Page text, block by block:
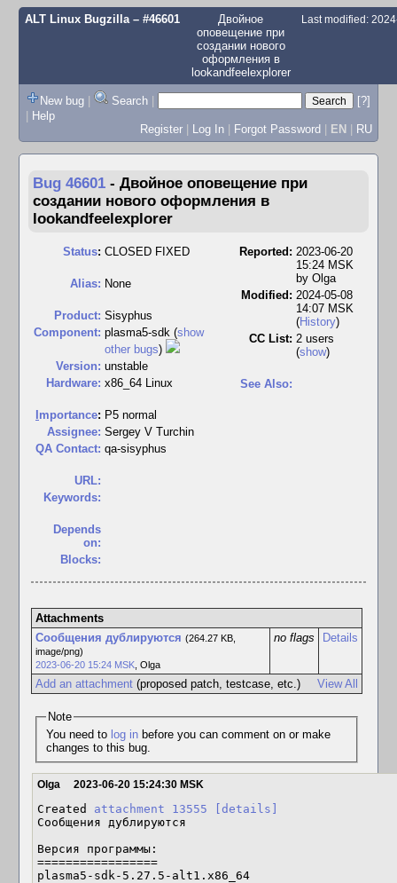
ALT Linux Bugzilla– #46601
Двойное
оповещение при
создании нового
оформления в
lookandfeelexplorer
Last modified:
New bug | Search |
[?]
| Help
Register | Log In | Forgot Password | EN | RU
Bug 46601 - Двойное оповещение при
создании нового оформления в
lookandfeelexplorer
Status: CLOSED FIXED
Alias: None
Product: Sisyphus
Component: plasma5-sdk (show
other bugs)
Version: unstable
Hardware: x86_64 Linux
mportance: P5 normal
Assignee: Sergey V Turchin
QA Contact: qa-sisyphus
URL:
Keywords:
Depends
on:
Blocks:
Reported: 2023-06-20
15:24 MSK
by Olga
Modified: 2024-05-08
14:07 MSK
(History)
CC List: 2 users
(show)
See Also:
Attachments
Сообщения дублируются (264.27 KB,
image/png)
2023-06-20 15:24 MSK, Olga
no flags Details
View All
Add an attachment(proposed patch, testcase, etc.)
Note
You need to log inbefore you can comment on or make
changes to this bug.
Olga 2023-06-20 15:24:30 MSK
Created attachment 13555
[details]
Сообщения дублируются
Версия программы:
=================
plasma5-sdk-5.27.5-alt1.x86_64